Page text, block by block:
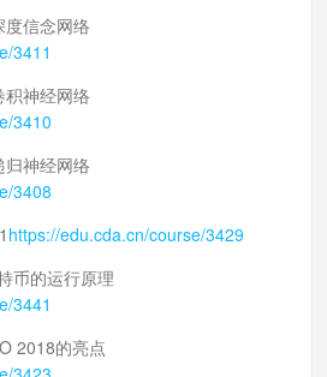
信念网络
3411
神经网络
3410
神经网络
3408
https://edu.cda.cn/course/3429
币的运行原理
3441
2018的亮点